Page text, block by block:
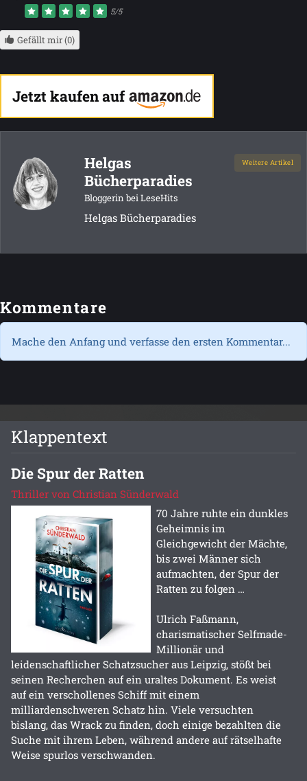
5/5
Gefällt mir (0)
Jetzt kaufen auf
Helgas
Bücherparadies
Bloggerin bei LeseHits
Weitere Artikel
Helgas Bücherparadies
Kommentare
Mache den Anfang und verfasse den ersten Kommentar...
Klappentext
Die Spur der Ratten
Thriller von Christian Sünderwald
70 Jahre ruhte ein dunkles
Geheimnis im
Gleichgewicht der Mächte,
bis zwei Männer sich
aufmachten, der Spur der
Ratten zu folgen …
Ulrich Faßmann,
charismatischer Selfmade-
Millionär und
leidenschaftlicher Schatzsucher aus Leipzig, stößt bei
seinen Recherchen auf ein uraltes Dokument. Es weist
auf ein verschollenes Schiff mit einem
milliardenschweren Schatz hin. Viele versuchten
bislang, das Wrack zu finden, doch einige bezahlten die
Suche mit ihrem Leben, während andere auf rätselhafte
Weise spurlos verschwanden.